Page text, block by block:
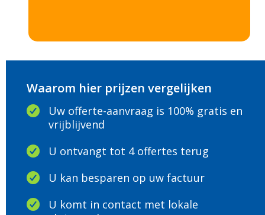
Waarom hier prijzen vergelijken
Uw offerte-aanvraag is 100% gratis en
vrijblijvend
U ontvangt tot 4 offertes terug
U kan besparen op uw factuur
U komt in contact met lokale